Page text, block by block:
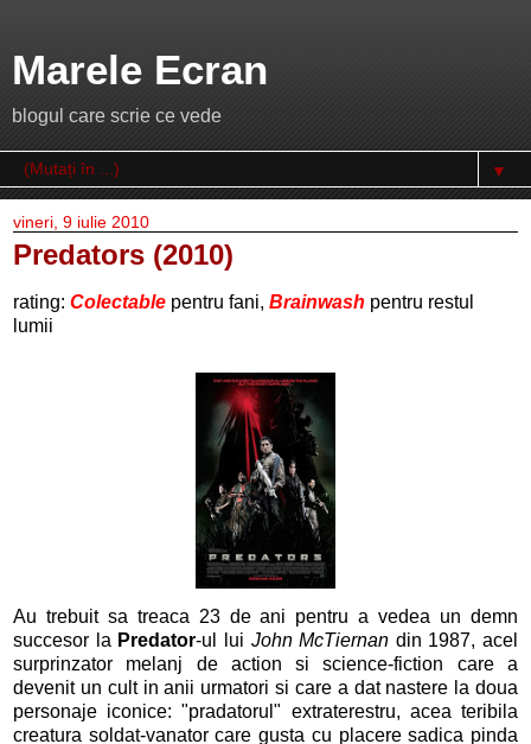
Marele Ecran
blogul care scrie ce vede
▼
vineri, 9 iulie 2010
Predators (2010)
rating: Colectable pentru fani, Brainwash pentru restul
lumii
Au trebuit sa treaca 23 de ani pentru a vedea un demn
succesor la Predator-ul lui John McTiernan din 1987, acel
surprinzator melanj de action si science-fiction care a
devenit un cult in anii urmatori si care a dat nastere la doua
personaje iconice: "pradatorul" extraterestru, acea teribila
creatura soldat-vanator care gusta cu placere sadica pinda